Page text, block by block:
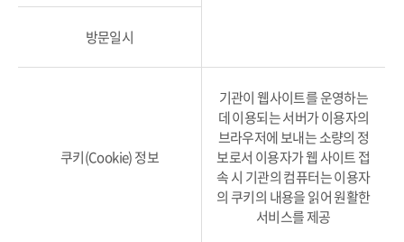
방문일시
쿠키(Cookie) 정보
기관이 웹사이트를 운영하는
데 이용되는 서버가 이용자의
브라우저에 보내는 소량의 정
보로서 이용자가 웹 사이트 접
속 시 기관의 컴퓨터는 이용자
의 쿠키의 내용을 읽어 원활한
서비스를 제공